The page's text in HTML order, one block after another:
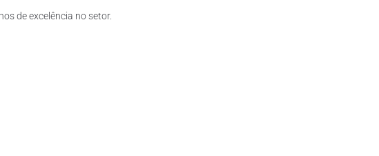
de excelência no setor.